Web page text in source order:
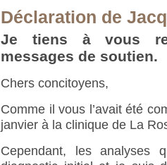
Déclaration de
Je tiens à vous
messages de soutien.
Chers concitoyens,
Comme il vous l’avait été
janvier à la clinique de La
Cependant, les analyses